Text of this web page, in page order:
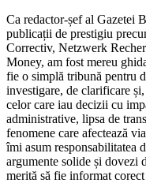
Ca redactor-șef al Gazetei
publicații de prestigiu
Correctiv, Netzwerk
Money, am fost mereu
fie o simplă tribună pentru
investigare, de clarificare
celor care iau decizii cu
administrative, lipsa de
fenomene care afectează
îmi asum responsabilitatea
argumente solide și dovezi
merită să fie informat